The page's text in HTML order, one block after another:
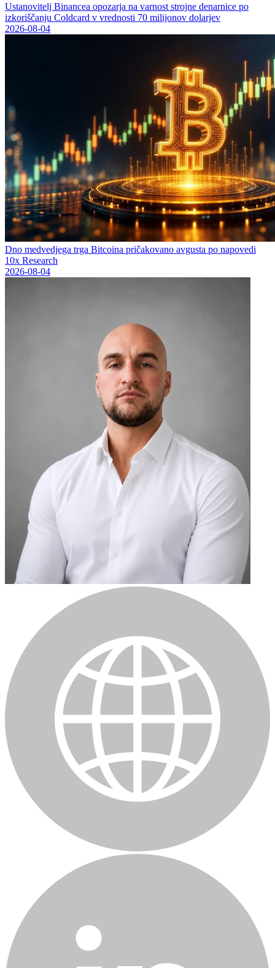
Ustanovitelj Binancea opozarja na varnost strojne denarnice po
izkoriščanju Coldcard v vrednosti 70 milijonov dolarjev
2026-08-04
Dno medvedjega trga Bitcoina pričakovano avgusta po napovedi
10x Research
2026-08-04